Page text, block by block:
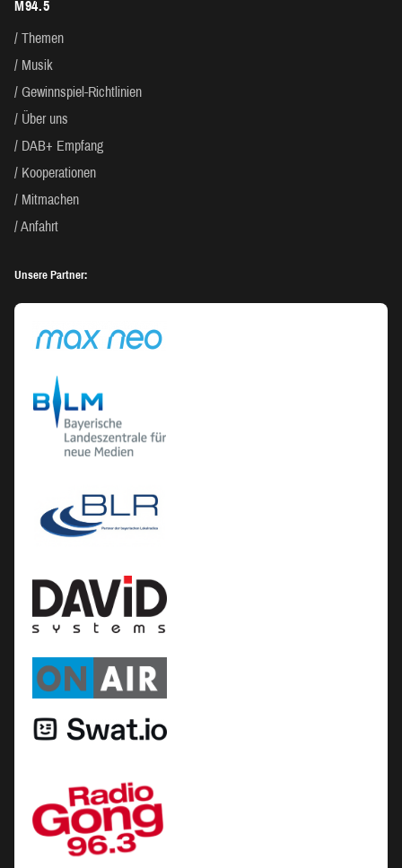
M94.5
Themen
Musik
Gewinnspiel-Richtlinien
Über uns
DAB+ Empfang
Kooperationen
Mitmachen
Anfahrt
Unsere Partner: